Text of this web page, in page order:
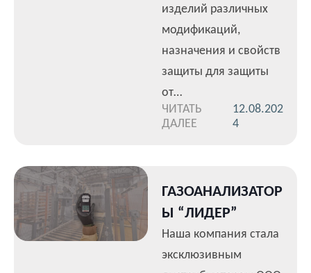
изделий различных
модификаций,
назначения и свойств
защиты для защиты
от…
ЧИТАТЬ
ДАЛЕЕ
12.08.202
4
ГАЗОАНАЛИЗАТОР
Ы “ЛИДЕР”
Наша компания стала
эксклюзивным